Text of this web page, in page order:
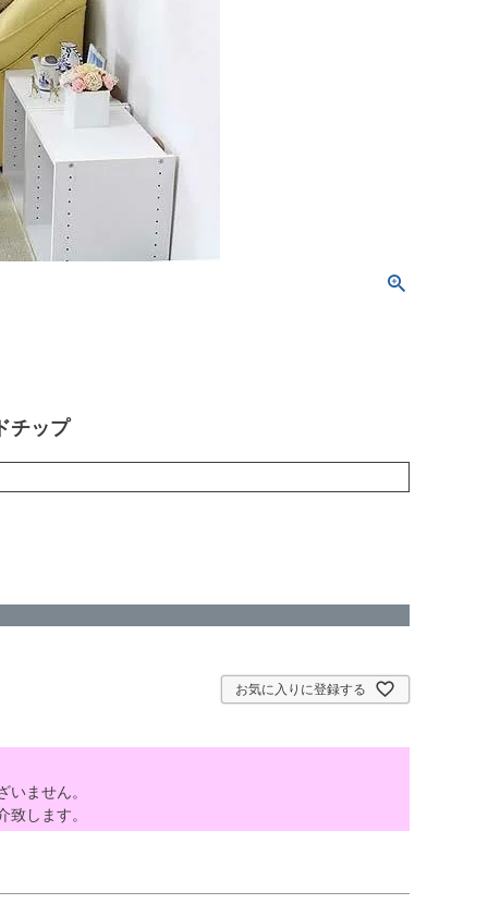
チップ
お気に入りに登録する
ません。
致します。